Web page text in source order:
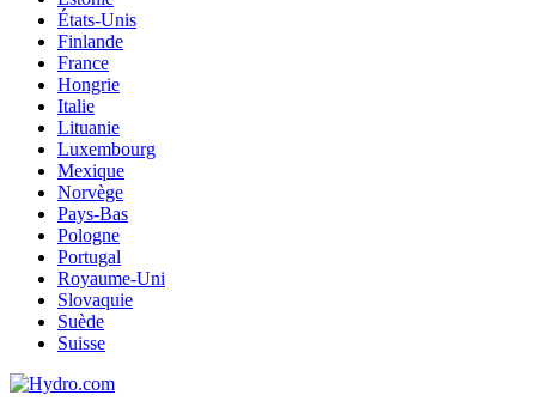
États-Unis
Finlande
France
Hongrie
Italie
Lituanie
Luxembourg
Mexique
Norvège
Pays-Bas
Pologne
Portugal
Royaume-Uni
Slovaquie
Suède
Suisse